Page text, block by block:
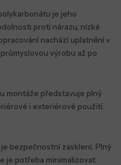
je jeho
proti nárazu, nízké
nachází uplatnění v
výrobu až po
montáže představuje plný
i exteriérové použití.
bezpečnostní zasklení. Plný
je potřeba minimalizovat